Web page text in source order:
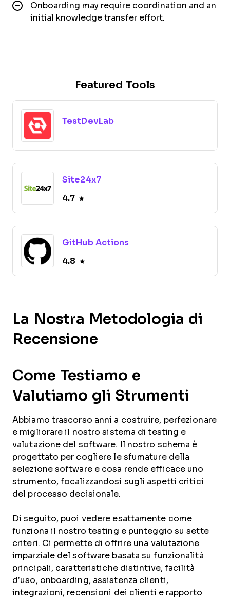
Onboarding may require coordination and an
initial knowledge transfer effort.
Featured Tools
TestDevLab
Site24x7
4.7
GitHub Actions
4.8
La Nostra Metodologia di
Recensione
Come Testiamo e
Valutiamo gli Strumenti
Abbiamo trascorso anni a costruire, perfezionare
e migliorare il nostro sistema di testing e
valutazione del software. Il nostro schema è
progettato per cogliere le sfumature della
selezione software e cosa rende efficace uno
strumento, focalizzandosi sugli aspetti critici
del processo decisionale.
Di seguito, puoi vedere esattamente come
funziona il nostro testing e punteggio su sette
criteri. Ci permette di offrire una valutazione
imparziale del software basata su funzionalità
principali, caratteristiche distintive, facilità
d’uso, onboarding, assistenza clienti,
integrazioni, recensioni dei clienti e rapporto